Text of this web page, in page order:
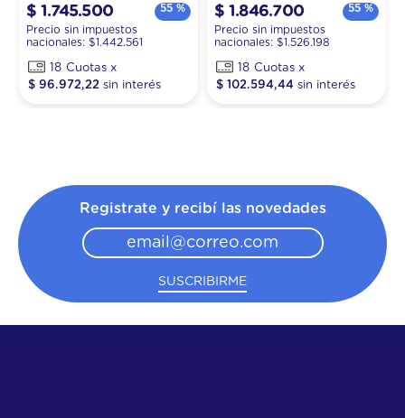
$ 1.745.500
55 %
Precio sin impuestos
nacionales: $1.442.561
18
$ 96.972,22
$ 1.846.700
55 %
Precio sin impuestos
nacionales: $1.526.198
18
$ 102.594,44
Registrate y recibí las novedades
SUSCRIBIRME